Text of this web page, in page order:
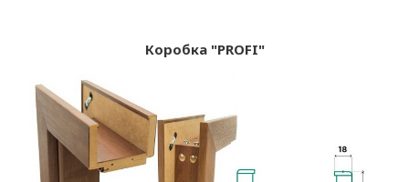
Коробка "PROFI"